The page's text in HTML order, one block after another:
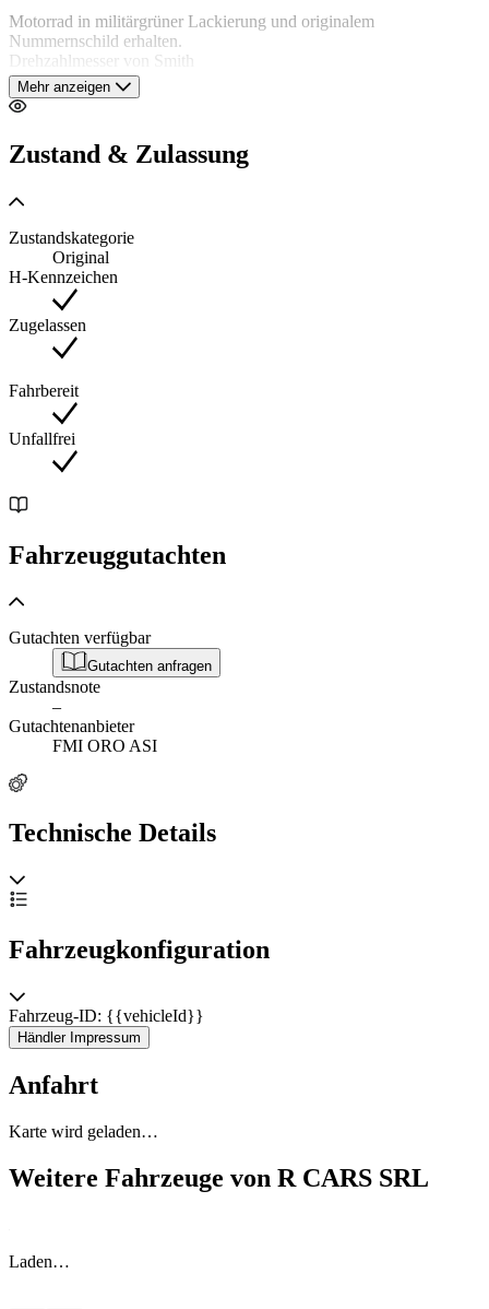
Motorrad in militärgrüner Lackierung und originalem
Nummernschild erhalten.
Drehzahlmesser von Smith
Sicherlich ein Modell von großer Bedeutung für das italienische
historische Sammeln
Wir können uns um den Transport des Autos in ganz Europa
Abbruchpraktiken für den Export und / oder
Eigentumsübergang in sehr kurzer Zeit.
ZÖGERN SIE NICHT, UNS FÜR KLARSTELLUNGEN ZU
KONTAKTIEREN.
Mehr anzeigen
Zustand & Zulassung
Zustandskategorie
Original
H-Kennzeichen
Zugelassen
Fahrbereit
Unfallfrei
Fahrzeuggutachten
Gutachten verfügbar
Gutachten anfragen
Zustandsnote
–
Gutachtenanbieter
FMI ORO ASI
Technische Details
Fahrzeugkonfiguration
Fahrzeug-ID: {{vehicleId}}
Händler Impressum
Anfahrt
Karte wird geladen…
Weitere Fahrzeuge von R CARS SRL
Laden…